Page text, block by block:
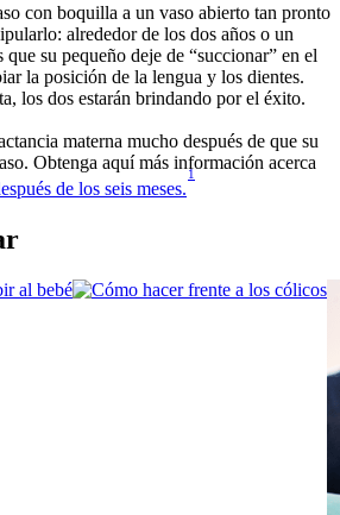
con boquilla a un vaso abierto tan pronto
alrededor de los dos años o un
que su pequeño deje de “succionar” en el
la posición de la lengua y los dientes.
los dos estarán brindando por el éxito.
materna mucho después de que su
Obtenga aquí más información acerca
de los seis meses.
1